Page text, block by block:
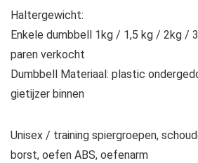
Haltergewicht:
Enkele dumbbell 1kg / 1,5 kg / 2kg /
paren verkocht
Dumbbell Materiaal: plastic
gietijzer binnen
Unisex / training spiergroepen,
borst, oefen ABS, oefenarm